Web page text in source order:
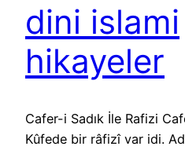
dini islami
hikayeler
Cafer-i Sadık İle Rafizi
Kûfede bir râfizî var idi.